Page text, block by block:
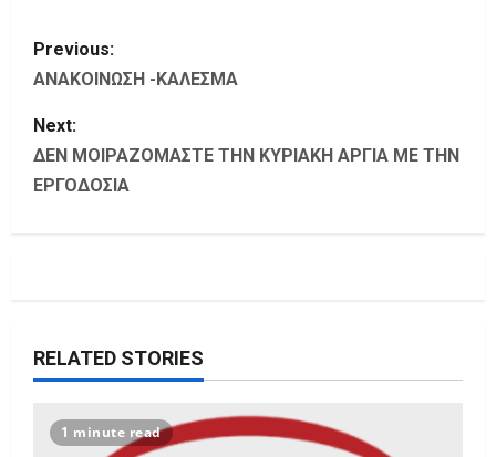
P
o
s
t
i
Previous:
ΑΝΑΚΟΙΝΩΣΗ -ΚΑΛΕΣΜΑ
Next:
ΔΕΝ ΜΟΙΡΑΖΟΜΑΣΤΕ ΤΗΝ ΚΥΡΙΑΚΗ ΑΡΓΙΑ ΜΕ ΤΗΝ
ΕΡΓΟΔΟΣΙΑ
RELATED STORIES
1 minute read